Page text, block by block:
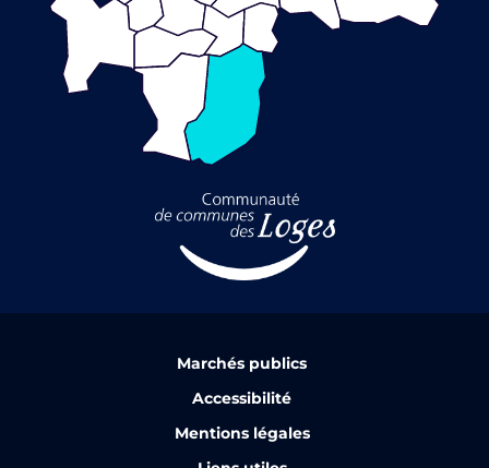
Marchés publics
Accessibilité
Mentions légales